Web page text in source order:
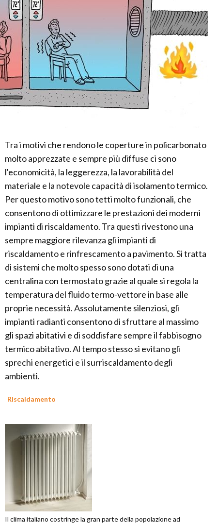
Tra i motivi che rendono le coperture in policarbonato
molto apprezzate e sempre più diffuse ci sono
l'economicità, la leggerezza, la lavorabilità del
materiale e la notevole capacità di isolamento termico.
Per questo motivo sono tetti molto funzionali, che
consentono di ottimizzare le prestazioni dei moderni
impianti di riscaldamento. Tra questi rivestono una
sempre maggiore rilevanza gli impianti di
riscaldamento e rinfrescamento a pavimento. Si tratta
di sistemi che molto spesso sono dotati di una
centralina con termostato grazie al quale si regola la
temperatura del fluido termo-vettore in base alle
proprie necessità. Assolutamente silenziosi, gli
impianti radianti consentono di sfruttare al massimo
gli spazi abitativi e di soddisfare sempre il fabbisogno
termico abitativo. Al tempo stesso si evitano gli
sprechi energetici e il surriscaldamento degli
ambienti.
Riscaldamento
Il clima italiano costringe la gran parte della popolazione ad